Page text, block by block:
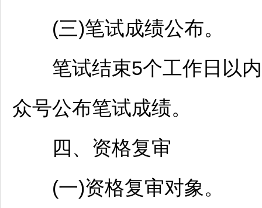
(三)笔试成绩公布。
笔试结束5个工作日以内
众号公布笔试成绩。
四、资格复审
(一)资格复审对象。